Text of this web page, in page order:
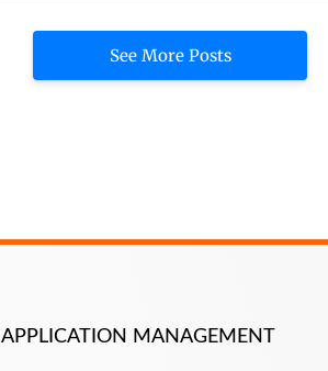
See More Posts
APPLICATION MANAGEMENT